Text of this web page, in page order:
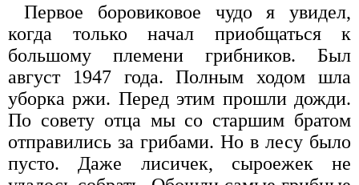
Первое боровиковое чудо я увидел,
когда только начал приобщаться к
большому племени грибников. Был
август 1947 года. Полным ходом шла
уборка ржи. Перед этим прошли дожди.
По совету отца мы со старшим братом
отправились за грибами. Но в лесу было
пусто. Даже лисичек, сыроежек не